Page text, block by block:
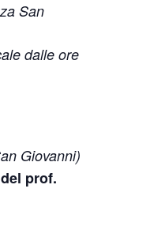
San
dalle ore
Giovanni)
prof.